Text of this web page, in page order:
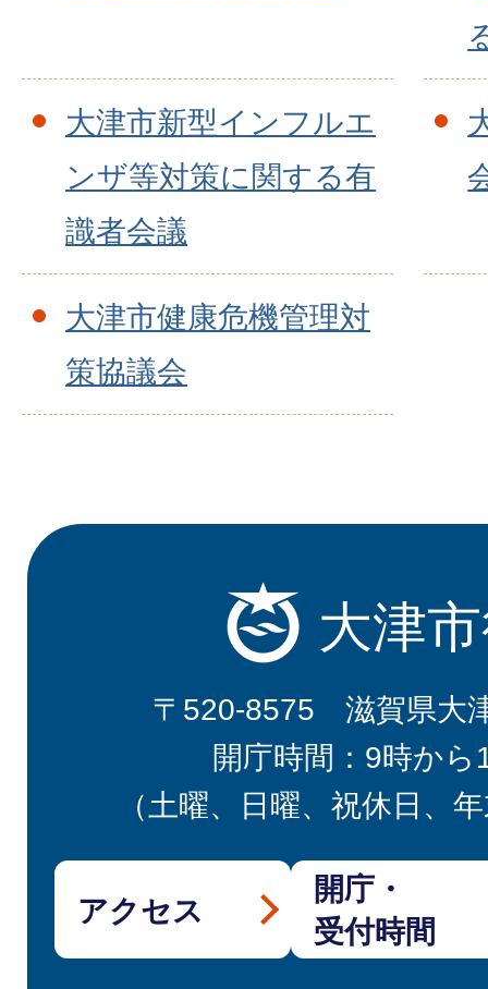
大津市新型インフルエ
ンザ等対策に関する有
識者会議
大津市健康危機管理対
策協議会
大津
〒520-8575 滋賀県大
開庁時間：9時から
（土曜、日曜、祝休日、
アクセス
開庁・
受付時間